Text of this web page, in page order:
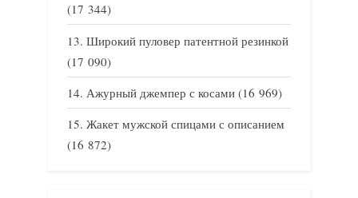
(17 344)
Широкий пуловер патентной резинкой
(17 090)
Ажурный джемпер с косами (16 969)
Жакет мужской спицами с описанием
(16 872)